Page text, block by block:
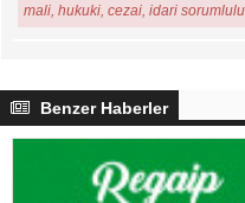
mali, hukuki, cezai, idari
Benzer Haberler